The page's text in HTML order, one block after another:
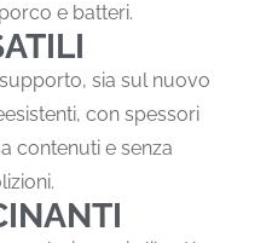
e batteri.
sia sul nuovo
con spessori
contenuti e senza